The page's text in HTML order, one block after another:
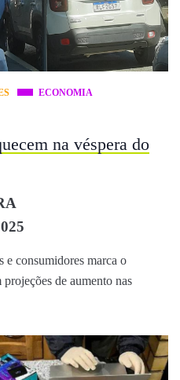
ECONOMIA
na véspera do
e consumidores marca o
projeções de aumento nas